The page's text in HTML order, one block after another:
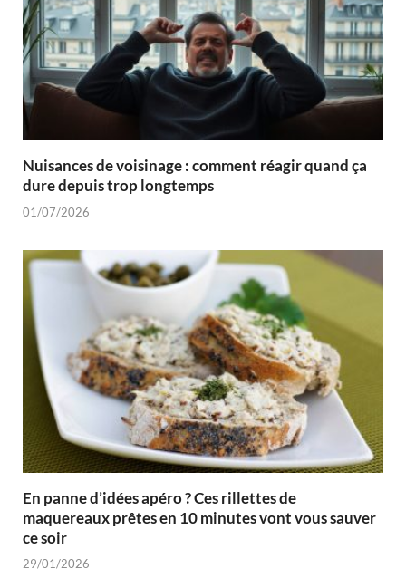
Nuisances de voisinage : comment réagir quand ça
dure depuis trop longtemps
01/07/2026
En panne d’idées apéro ? Ces rillettes de
maquereaux prêtes en 10 minutes vont vous sauver
ce soir
29/01/2026